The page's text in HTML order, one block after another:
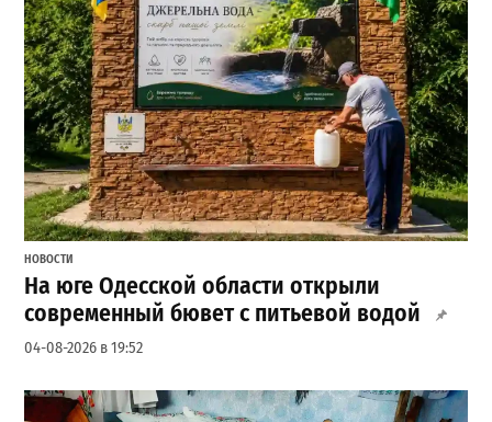
НОВОСТИ
На юге Одесской области открыли
современный бювет с питьевой водой
04-08-2026 в 19:52